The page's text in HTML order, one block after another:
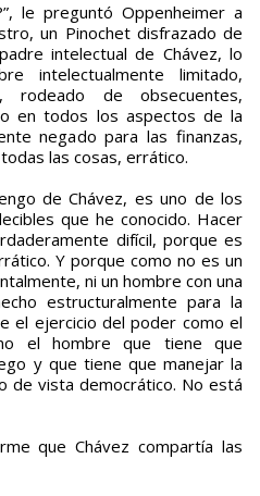
le preguntó Oppenheimer a
un Pinochet disfrazado de
intelectual de Chávez, lo
intelectualmente limitado,
rodeado de obsecuentes,
en todos los aspectos de la
negado para las finanzas,
las cosas, errático.
de Chávez, es uno de los
que he conocido. Hacer
difícil, porque es
Y porque como no es un
ni un hombre con una
estructuralmente para la
el ejercicio del poder como el
el hombre que tiene que
y que tiene que manejar la
de vista democrático. No está
que Chávez compartía las